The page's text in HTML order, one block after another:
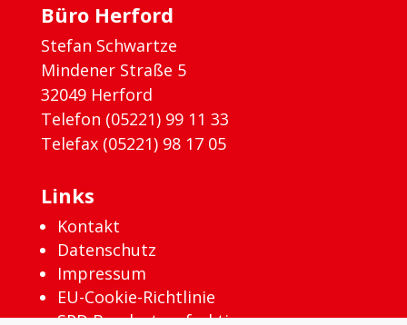
Büro Herford
Stefan Schwartze
Mindener Straße 5
32049 Herford
Telefon (05221) 99 11 33
Telefax (05221) 98 17 05
Links
Kontakt
Datenschutz
Impressum
EU-Cookie-Richtlinie
SPD Bundestagsfraktion